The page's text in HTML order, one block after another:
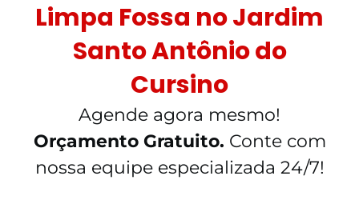
Limpa Fossa no Jardim
Santo Antônio do
Cursino
Agende agora mesmo!
Orçamento Gratuito. Conte com
nossa equipe especializada 24/7!